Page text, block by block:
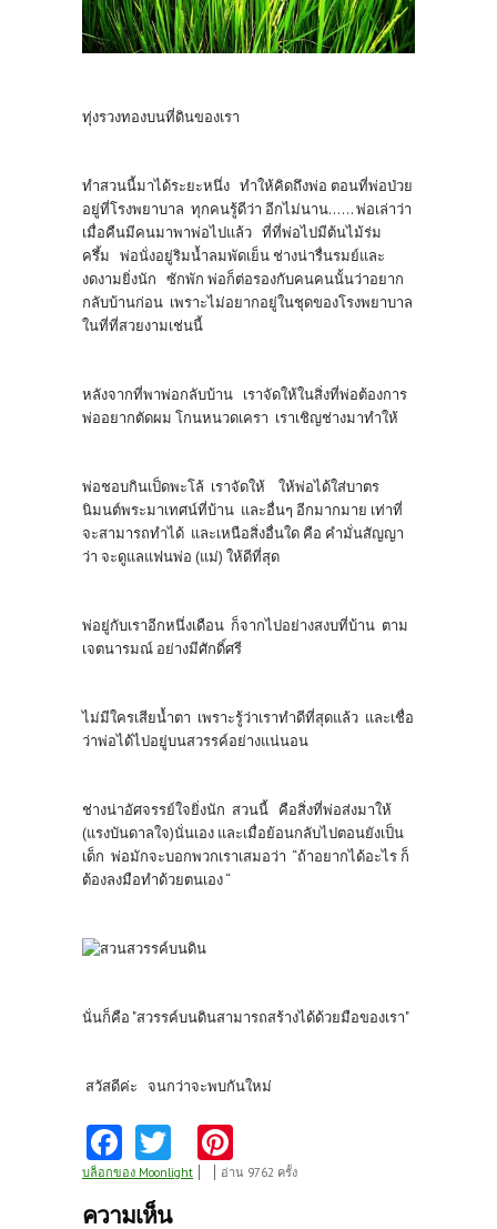
ทุ่งรวงทองบนที่ดินของเรา
ทำสวนนี้มาได้ระยะหนึ่ง ทำให้คิดถึงพ่อ ตอนที่พ่อป่วย
อยู่ที่โรงพยาบาล ทุกคนรู้ดีว่า อีกไม่นาน...... พ่อเล่าว่า
เมื่อคืนมีคนมาพาพ่อไปแล้ว ที่ที่พ่อไปมีต้นไม้ร่ม
ครึ้ม พ่อนั่งอยู่ริมน้ำลมพัดเย็น ช่างน่ารื่นรมย์และ
งดงามยิ่งนัก ซักพัก พ่อก็ต่อรองกับคนคนนั้นว่าอยาก
กลับบ้านก่อน เพราะไม่อยากอยู่ในชุดของโรงพยาบาล
ในที่ที่สวยงามเช่นนี้
หลังจากที่พาพ่อกลับบ้าน เราจัดให้ในสิ่งที่พ่อต้องการ
พ่ออยากตัดผม โกนหนวดเครา เราเชิญช่างมาทำให้
พ่อชอบกินเป็ดพะโล้ เราจัดให้ ให้พ่อได้ใส่บาตร
นิมนต์พระมาเทศน์ที่บ้าน และอื่นๆ อีกมากมาย เท่าที่
จะสามารถทำได้ และเหนือสิ่งอื่นใด คือ คำมั่นสัญญา
ว่า จะดูแลแฟนพ่อ (แม่) ให้ดีที่สุด
พ่อยู่กับเราอีกหนึ่งเดือน ก็จากไปอย่างสงบที่บ้าน ตาม
เจตนารมณ์ อย่างมีศักดิ์ศรี
ไม่มีใครเสียน้ำตา เพราะรู้ว่าเราทำดีที่สุดแล้ว และเชื่อ
ว่าพ่อได้ไปอยู่บนสวรรค์อย่างแน่นอน
ช่างน่าอัศจรรย์ใจยิ่งนัก สวนนี้ คือสิ่งที่พ่อส่งมาให้
(แรงบันดาลใจ)นั่นเอง และเมื่อย้อนกลับไปตอนยังเป็น
เด็ก พ่อมักจะบอกพวกเราเสมอว่า “ถ้าอยากได้อะไร ก็
ต้องลงมือทำด้วยตนเอง “
นั่นก็คือ "สวรรค์บนดินสามารถสร้างได้ด้วยมือของเรา"
สวัสดีค่ะ จนกว่าจะพบกันใหม่
Fa
ce
b
w
itt
nt
บล็อกของ Moonlight อ่าน 9762 ครั้ง
ความเห็น